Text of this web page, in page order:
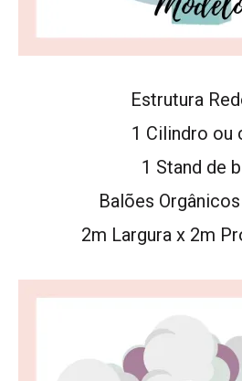
Estrutura
1 Cilindro ou
1 Stand de
Balões
2m Largura x 2m